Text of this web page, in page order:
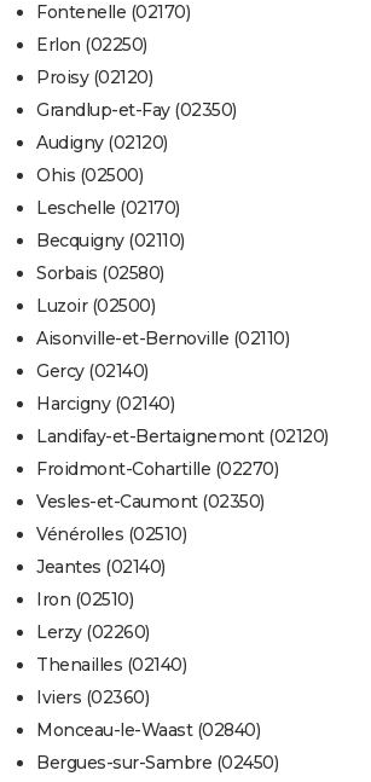
Fontenelle (02170)
Erlon (02250)
Proisy (02120)
Grandlup-et-Fay (02350)
Audigny (02120)
Ohis (02500)
Leschelle (02170)
Becquigny (02110)
Sorbais (02580)
Luzoir (02500)
Aisonville-et-Bernoville (02110)
Gercy (02140)
Harcigny (02140)
Landifay-et-Bertaignemont (02120)
Froidmont-Cohartille (02270)
Vesles-et-Caumont (02350)
Vénérolles (02510)
Jeantes (02140)
Iron (02510)
Lerzy (02260)
Thenailles (02140)
Iviers (02360)
Monceau-le-Waast (02840)
Bergues-sur-Sambre (02450)